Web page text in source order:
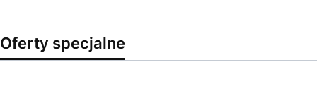
Oferty specjalne